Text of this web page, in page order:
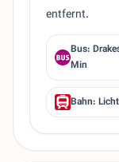
entfernt.
Bus:
Min
Bahn: